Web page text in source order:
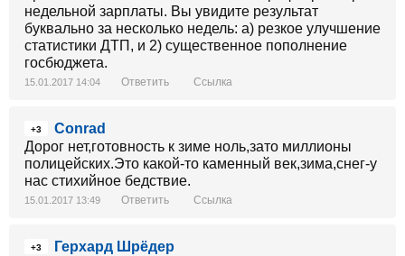
недельной зарплаты. Вы увидите результат
буквально за несколько недель: а) резкое улучшение
статистики ДТП, и 2) существенное пополнение
госбюджета.
15.01.2017 14:04 Ответить Ссылка
+3
Conrad
Дорог нет,готовность к зиме ноль,зато миллионы
полицейских.Это какой-то каменный век,зима,снег-у
нас стихийное бедствие.
15.01.2017 13:49 Ответить Ссылка
+3
Герхард Шрёдер